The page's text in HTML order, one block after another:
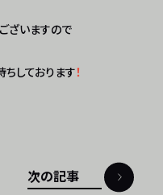
ざいますので
ちしております！
次の記事